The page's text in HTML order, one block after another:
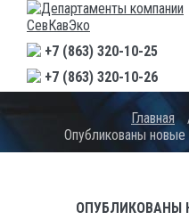
+7 (863) 320-10-25
+7 (863) 320-10-26
Главная
Опубликованы
ОПУБЛИКОВАНЫ